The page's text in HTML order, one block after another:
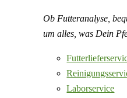
Ob Futteranalyse,
um alles, was Dein
Laborservice